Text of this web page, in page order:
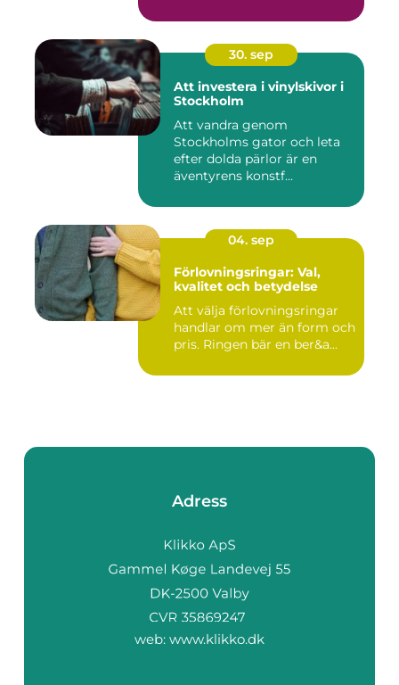
30. sep
Att investera i vinylskivor i
Stockholm
Att vandra genom
Stockholms gator och leta
efter dolda pärlor är en
äventyrens konstf...
04. sep
Förlovningsringar: Val,
kvalitet och betydelse
Att välja förlovningsringar
handlar om mer än form och
pris. Ringen bär en ber&a...
Adress
web: www.klikko.dk